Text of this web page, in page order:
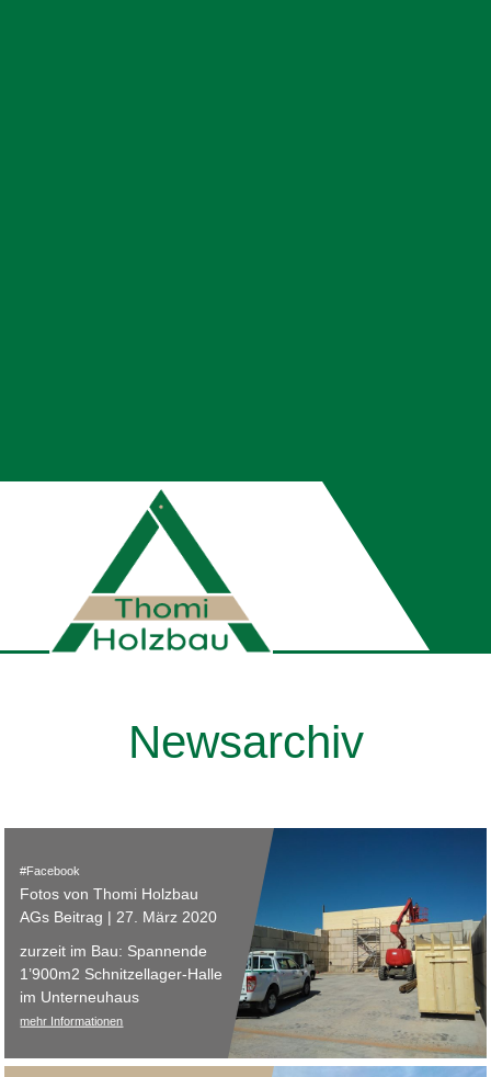
Newsarchiv
Facebook
Fotos von Thomi Holzbau
AGs Beitrag | 27. März 2020
zurzeit im Bau: Spannende
1’900m2 Schnitzellager-Halle
im Unterneuhaus
mehr Informationen